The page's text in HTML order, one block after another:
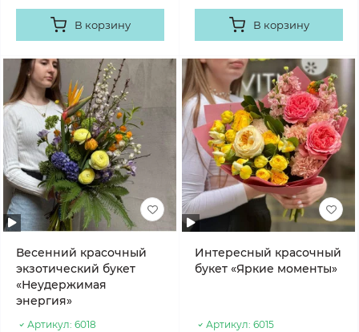
В корзину В корзину
Весенний красочный
экзотический букет
«Неудержимая
энергия»
Артикул: 6018
Интересный красочный
букет «Яркие моменты»
Артикул: 6015